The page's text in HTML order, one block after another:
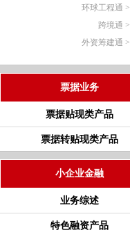
环球工程通 >
跨境通 >
外资筹建通 >
票据业务
票据贴现类产品
票据转贴现类产品
小企业金融
业务综述
特色融资产品